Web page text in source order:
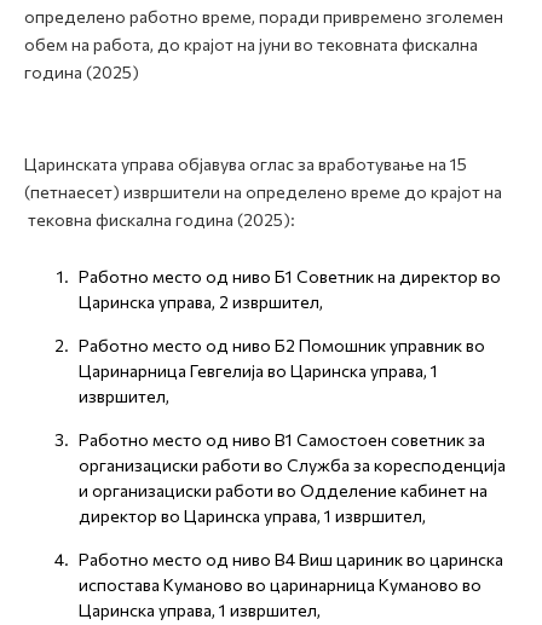
определено работно време, поради привремено зголемен
обем на работа, до крајот на јуни во тековната фискална
година (2025)
Царинската управа објавува оглас за вработување на 15
(петнаесет) извршители на определено време до крајот на
тековна фискална година (2025):
Работно место oд ниво Б1 Советник на директор во
Царинска управа, 2 извршител,
Работно место oд ниво Б2 Помошник управник во
Царинарница Гевгелија во Царинска управa, 1
извршител,
Работно место од ниво В1 Самостоен советник за
организациски работи во Служба за коресподенција
и организациски работи во Одделение кабинет на
директор во Царинска управа, 1 извршител,
Работно место од ниво В4 Виш цариник во царинска
испостава Куманово во царинарница Куманово во
Царинска управа, 1 извршител,